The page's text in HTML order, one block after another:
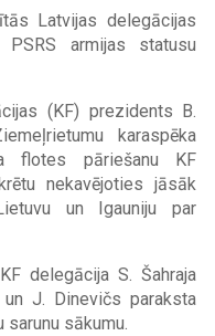
Latvijas delegācijas
armijas statusu
(KF) prezidents B.
karaspēka
flotes pāriešanu KF
nekavējoties jāsāk
un Igauniju par
delegācija S. Šahraja
J. Dinevičs paraksta
sarunu sākumu.